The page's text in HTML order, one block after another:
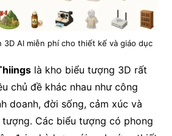
3D AI miễn phí cho thiết kế và giáo dục
là kho biểu tượng 3D rất
chủ đề khác nhau như công
doanh, đời sống, cảm xúc và
Các biểu tượng có phong